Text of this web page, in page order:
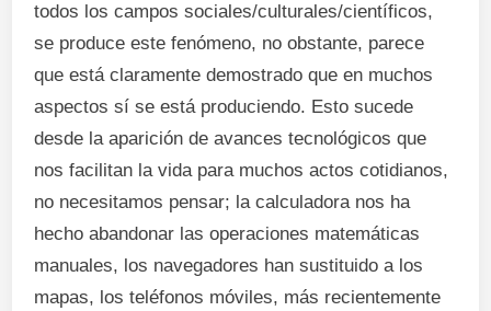
todos los campos sociales/culturales/científicos,
se produce este fenómeno, no obstante, parece
que está claramente demostrado que en muchos
aspectos sí se está produciendo. Esto sucede
desde la aparición de avances tecnológicos que
nos facilitan la vida para muchos actos cotidianos,
no necesitamos pensar; la calculadora nos ha
hecho abandonar las operaciones matemáticas
manuales, los navegadores han sustituido a los
mapas, los teléfonos móviles, más recientemente